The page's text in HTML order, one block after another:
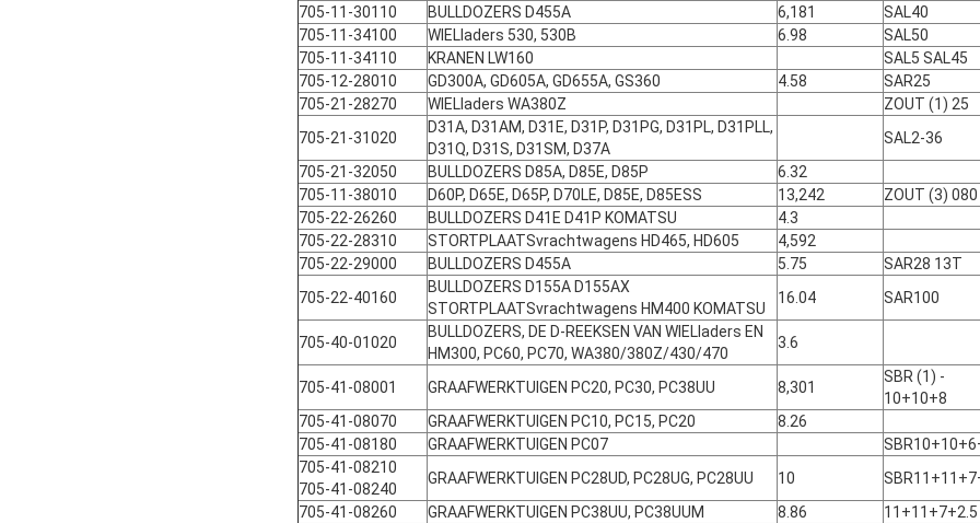
705-11-30110
BULLDOZERS D455A 6,181
SAL40
705-11-34100
WIELladers 530, 530B 6.98
SAL50
705-11-34110
KRANEN LW160
SAL5 SAL45
705-12-28010
GD300A, GD605A, GD655A, GS360 4.58
SAR25
705-21-28270
WIELladers WA380Z
ZOUT (1) 25
705-21-31020
D31A, D31AM, D31E, D31P, D31PG, D31PL, D31PLL,
D31Q, D31S, D31SM, D37A
SAL2-36
705-21-32050
BULLDOZERS D85A, D85E, D85P
6.32
705-11-38010
D60P, D65E, D65P, D70LE, D85E, D85ESS 13,242
ZOUT (3) 080
705-22-26260
BULLDOZERS D41E D41P KOMATSU
4.3
705-22-28310
STORTPLAATSvrachtwagens HD465, HD605
4,592
705-22-29000
BULLDOZERS D455A 5.75
SAR28 13T
705-22-40160
BULLDOZERS D155A D155AX
STORTPLAATSvrachtwagens HM400 KOMATSU
16.04 SAR100
705-40-01020
BULLDOZERS, DE D-REEKSEN VAN WIELladers EN
HM300, PC60, PC70, WA380/380Z/430/470
3.6
705-41-08001 GRAAFWERKTUIGEN PC20, PC30, PC38UU 8,301
SBR (1) -
10+10+8
705-41-08070
GRAAFWERKTUIGEN PC10, PC15, PC20
8.26
705-41-08180
GRAAFWERKTUIGEN PC07
705-41-08210
705-41-08240
GRAAFWERKTUIGEN PC28UD, PC28UG, PC28UU 10
705-41-08260
GRAAFWERKTUIGEN PC38UU, PC38UUM 8.86
11+11+7+2.5